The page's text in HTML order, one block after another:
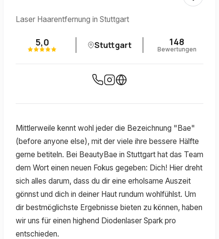
Laser Haarentfernung in Stuttgart
5,0 Stuttgart 148
Bewertungen
Mittlerweile kennt wohl jeder die Bezeichnung "Bae"
(before anyone else), mit der viele ihre bessere Hälfte
gerne betiteln. Bei BeautyBae in Stuttgart hat das Team
dem Wort einen neuen Fokus gegeben: Dich! Hier dreht
sich alles darum, dass du dir eine erholsame Auszeit
gönnst und dich in deiner Haut rundum wohlfühlst. Um
dir bestmöglichste Ergebnisse bieten zu können, haben
wir uns für einen highend Diodenlaser Spark pro
entschieden.